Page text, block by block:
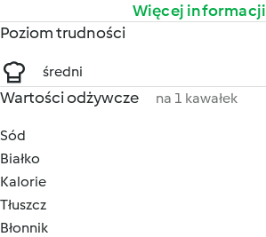
Więcej informacji
Poziom trudności
średni
Wartości odżywcze na 1 kawałek
Sód
Białko
Kalorie
Tłuszcz
Błonnik